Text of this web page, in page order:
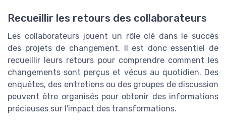
Recueillir les retours des collaborateurs
Les collaborateurs jouent un rôle clé dans le succès
des projets de changement. Il est donc essentiel de
recueillir leurs retours pour comprendre comment les
changements sont perçus et vécus au quotidien. Des
enquêtes, des entretiens ou des groupes de discussion
peuvent être organisés pour obtenir des informations
précieuses sur l'impact des transformations.